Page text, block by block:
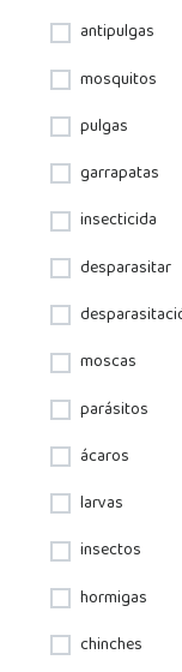
antipulgas
mosquitos
pulgas
garrapatas
insecticida
desparasitar
moscas
parásitos
ácaros
larvas
insectos
hormigas
chinches